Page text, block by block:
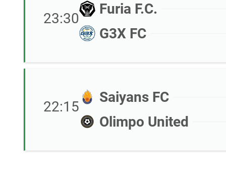
23:30
Furia F.C.
G3X FC
22:15
Saiyans FC
Olimpo United